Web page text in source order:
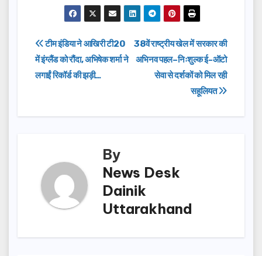
c
e
b
o
k
st
o
d
o
ail ar
e
Post
navigation
38वें राष्ट्रीय खेल में सरकार की
अभिनव पहल–निःशुल्क ई-ऑटो
सेवा से दर्शकों को मिल रही
सहूलियत
टीम इंडिया ने आखिरी टी20
में इंग्लैंड को रौंदा, अभिषेक शर्मा ने
लगाईं रिकॉर्ड की झड़ी…
By
News Desk
Dainik
Uttarakhand